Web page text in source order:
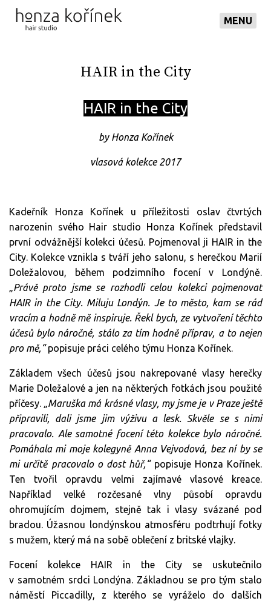
MENU
HAIR in the City
HAIR in the City
by Honza Kořínek
vlasová kolekce 2017
Kadeřník Honza Kořínek u příležitosti oslav čtvrtých
narozenin svého Hair studio Honza Kořínek představil
první odvážnější kolekci účesů. Pojmenoval ji HAIR in the
City. Kolekce vznikla s tváří jeho salonu, s herečkou Marií
Doležalovou, během podzimního focení v Londýně.
„Právě proto jsme se rozhodli celou kolekci pojmenovat
HAIR in the City. Miluju Londýn. Je to město, kam se rád
vracím a hodně mě inspiruje. Řekl bych, ze vytvoření těchto
účesů bylo náročné, stálo za tím hodně příprav, a to nejen
pro mě,“popisuje práci celého týmu Honza Kořínek.
Základem všech účesů jsou nakrepované vlasy herečky
Marie Doležalové a jen na některých fotkách jsou použité
příčesy. „Maruška má krásné vlasy, my jsme je v Praze ještě
připravili, dali jsme jim výživu a lesk. Skvěle se s nimi
pracovalo. Ale samotné focení této kolekce bylo náročné.
Pomáhala mi moje kolegyně Anna Vejvodová, bez ní by se
mi určitě pracovalo o dost hůř,“popisuje Honza Kořínek.
Ten tvořil opravdu velmi zajímavé vlasové kreace.
Například velké rozčesané vlny působí opravdu
ohromujícím dojmem, stejně tak i vlasy svázané pod
bradou. Úžasnou londýnskou atmosféru podtrhují fotky
s mužem, který má na sobě oblečení z britské vlajky.
Focení kolekce HAIR in the City se uskutečnilo
v samotném srdci Londýna. Základnou se pro tým stalo
náměstí Piccadilly, z kterého se vyráželo do dalších